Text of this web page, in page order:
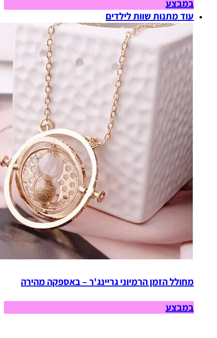
במבצע
עוד מתנות שוות לילדים
מחולל הזמן הרמיוני גריינג'ר – באספקה מהירה
במבצע